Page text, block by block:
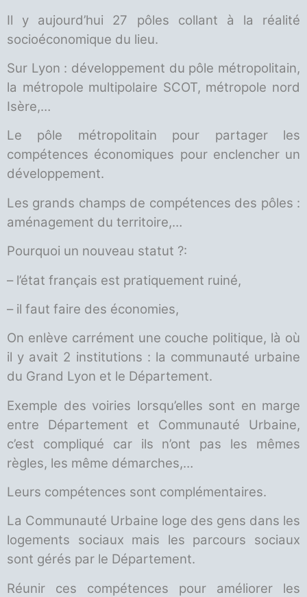
Il y aujourd’hui 27 pôles collant à la réalité
socioéconomique du lieu.
Sur Lyon : développement du pôle métropolitain,
la métropole multipolaire SCOT, métropole nord
Isère,…
Le pôle métropolitain pour partager les
compétences économiques pour enclencher un
développement.
Les grands champs de compétences des pôles :
aménagement du territoire,…
Pourquoi un nouveau statut ?:
– l’état français est pratiquement ruiné,
– il faut faire des économies,
On enlève carrément une couche politique, là où
il y avait 2 institutions : la communauté urbaine
du Grand Lyon et le Département.
Exemple des voiries lorsqu’elles sont en marge
entre Département et Communauté Urbaine,
c’est compliqué car ils n’ont pas les mêmes
règles, les même démarches,…
Leurs compétences sont complémentaires.
La Communauté Urbaine loge des gens dans les
logements sociaux mais les parcours sociaux
sont gérés par le Département.
Réunir ces compétences pour améliorer les